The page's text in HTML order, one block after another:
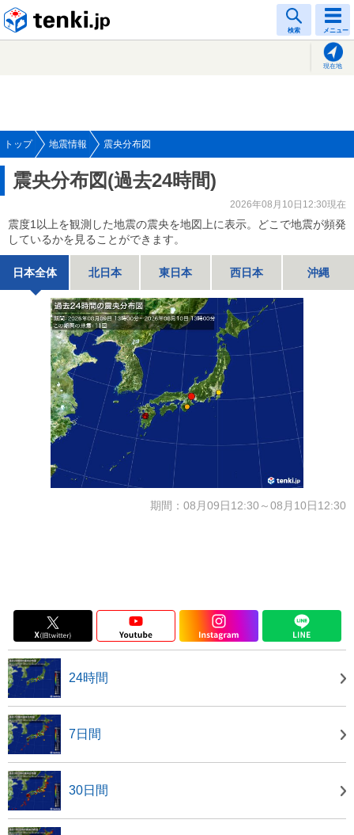
検索 メニュー
現在地
トップ 地震情報 震央分布図
震央分布図(過去24時間)
2026年08月10日12:30現在
震度1以上を観測した地震の震央を地図上に表示。どこで地震が頻発
しているかを見ることができます。
日本全体 北日本 東日本 西日本 沖縄
期間：08月09日12:30～08月10日12:30
24時間
7日間
30日間